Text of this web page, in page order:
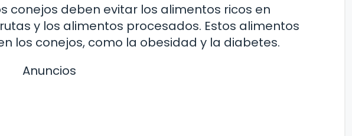
conejos deben evitar los alimentos ricos en
y los alimentos procesados. Estos alimentos
los conejos, como la obesidad y la diabetes.
Anuncios